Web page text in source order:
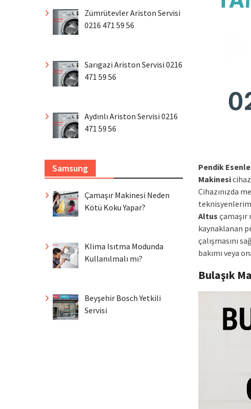
Pendik
Makinesi
Cihazınızda
Altus çamaşır
kaynaklanan
çalışmasını
bakımı veya
Bulaşık
Zümrütevler Ariston Servisi
0216 471 59 56
Sarıgazi Ariston Servisi 0216
471 59 56
Aydınlı Ariston Servisi 0216
471 59 56
Samsung
Çamaşır Makinesi Neden
Kötü Koku Yapar?
Klima Isıtma Modunda
Kullanılmalı mı?
Beyşehir Bosch Yetkili
Servisi